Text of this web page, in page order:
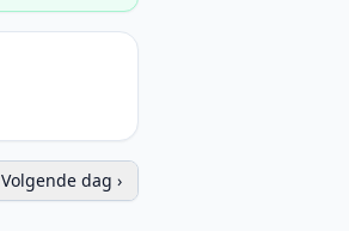
Volgende dag ›